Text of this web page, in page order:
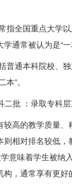
指全国重点大学
通常被认为是“一
普通本科院校、
”。
批 ：录取专科层
较高的教学质量、
则相对排名较低，
学意味着学生被纳
构，通常享有更